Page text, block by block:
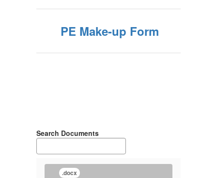
PE Make-up Form
Search Documents
.docx